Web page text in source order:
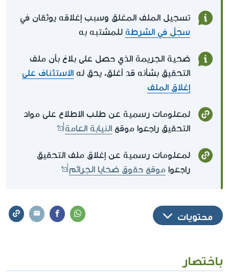
تسجيل الملف المغلق وسبب إغلاقه يوثقان في
سجلّ في الشرطة للمشتبه به
ضحية الجريمة الذي حصل على بلاغ بأن ملف
التحقيق بشأنه قد أغلق، يحق له الاستئناف على
إغلاق الملف
لمعلومات رسمية عن طلب الاطلاع على مواد
التحقيق راجعوا موقع النيابة العامة
لمعلومات رسمية عن إغلاق ملف التحقيق
راجعوا موقع حقوق ضحايا الجرائم
محتويات
باختصار